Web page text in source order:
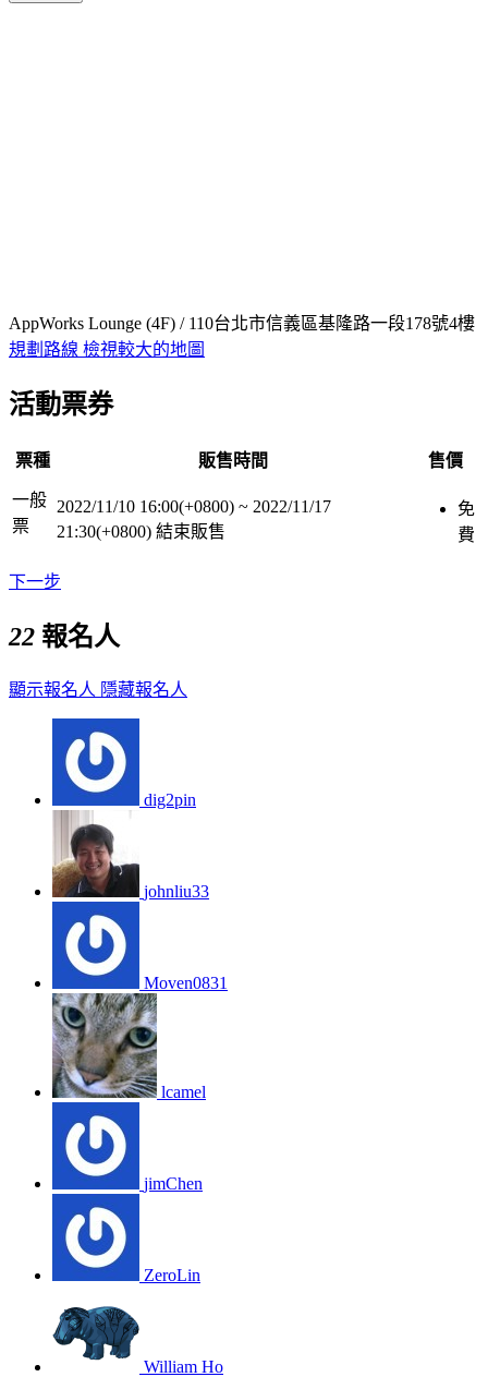
AppWorks Lounge (4F) / 110台北市信義區基隆路一段178號4樓
規劃路線 檢視較大的地圖
活動票券
票種 販售時間 售價
一般
票
2022/11/10 16:00(+0800) ~ 2022/11/17
21:30(+0800) 結束販售
免
費
下一步
22 報名人
顯示報名人 隱藏報名人
dig2pin
johnliu33
Moven0831
lcamel
jimChen
ZeroLin
William Ho